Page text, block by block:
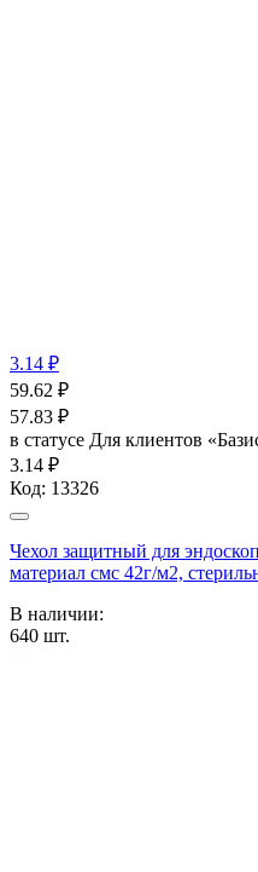
3.14 ₽
59.62 ₽
57.83 ₽
в статусе Для клиентов
3.14 ₽
Код: 13326
Чехол защитный для
материал смс 42г/м2,
В наличии:
640 шт.